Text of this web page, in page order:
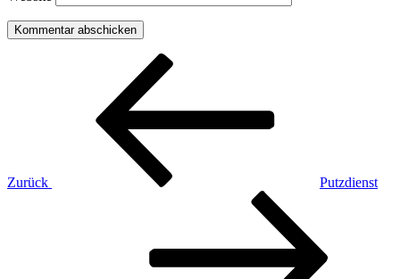
Beitragsnavigation
Zurück
Putzdienst